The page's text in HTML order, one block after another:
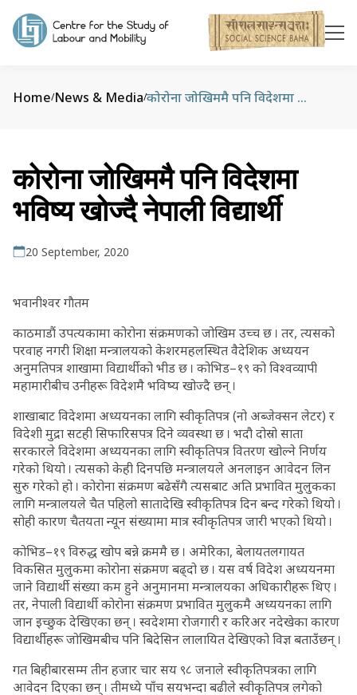
Home/News & Media/ कोरोना जोखिममै पनि विदेशमा भविष्य खोज्दै नेपाली विद्यार्थी
कोरोना जोखिममै पनि विदेशमा
भविष्य खोज्दै नेपाली विद्यार्थी
20 September, 2020
भवानीश्वर गाैतम
काठमाडौं उपत्यकामा कोरोना संक्रमणको जोखिम उच्च छ । तर, त्यसको
परवाह नगरी शिक्षा मन्त्रालयको केशरमहलस्थित वैदेशिक अध्ययन
अनुमतिपत्र शाखामा विद्यार्थीको भीड छ । कोभिड–१९ को विश्वव्यापी
महामारीबीच उनीहरू विदेशमै भविष्य खोज्दै छन् ।
शाखाबाट विदेशमा अध्ययनका लागि स्वीकृतिपत्र (नो अब्जेक्सन लेटर) र
विदेशी मुद्रा सटही सिफारिसपत्र दिने व्यवस्था छ । भदौ दोस्रो साता
सरकारले विदेशमा अध्ययनका लागि स्वीकृतिपत्र वितरण खोल्ने निर्णय
गरेको थियो । त्यसको केही दिनपछि मन्त्रालयले अनलाइन आवेदन लिन
सुरु गरेको हो । कोरोना संक्रमण बढेसँगै त्यसबाट अति प्रभावित मुलुकका
लागि मन्त्रालयले चैत पहिलो सातादेखि स्वीकृतिपत्र दिन बन्द गरेको थियो ।
सोही कारण चैतयता न्यून संख्यामा मात्र स्वीकृतिपत्र जारी भएको थियो ।
कोभिड–१९ विरुद्ध खोप बन्ने क्रममै छ । अमेरिका, बेलायतलगायत
विकसित मुलुकमा कोरोना संक्रमण बढ्दो छ । यस वर्ष विदेश अध्ययनमा
जाने विद्यार्थी संख्या कम हुने अनुमानमा मन्त्रालयका अधिकारीहरू थिए ।
तर, नेपाली विद्यार्थी कोरोना संक्रमण प्रभावित मुलुकमै अध्ययनका लागि
जान इच्छुक देखिएका छन् । स्वदेशमा रोजगारी र करिअर नदेखेका कारण
विद्यार्थीहरू जोखिमबीच पनि बिदेसिन लालायित देखिएको विज्ञ बताउँछन् ।
गत बिहीबारसम्म तीन हजार चार सय ९८ जनाले स्वीकृतिपत्रका लागि
आवेदन दिएका छन् । तीमध्ये पाँच सयभन्दा बढीले स्वीकृतिपत्र लगेको